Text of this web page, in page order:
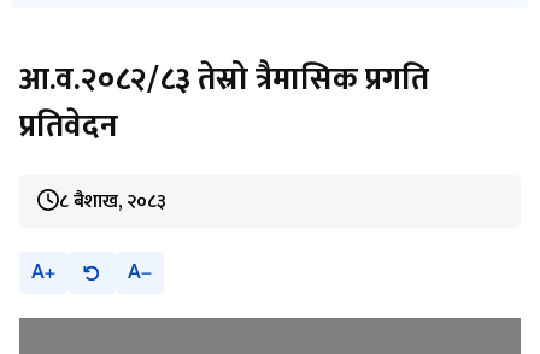
आ.व.२०८२/८३ तेस्रो त्रैमासिक प्रगति
प्रतिवेदन
८ बैशाख, २०८३
A A